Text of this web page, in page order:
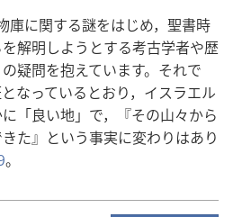
庫​に​関する​謎​を​はじめ，聖書​時
解明​し​よう​と​する​考古​学​者​や​歴
疑問​を​抱え​て​い​ます。それで
なっ​て​いる​とおり，イスラエル​
「良い​地」で，『その​山々​から​
た』と​いう​事実​に​変わり​は​あり​
。